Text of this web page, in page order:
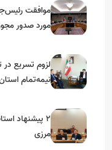
موافقت
مورد صدور
لزوم تسریع در
نیمه‌تمام
۲ پیشنهاد
مرزی